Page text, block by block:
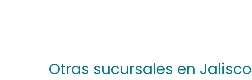
Otras sucursales en Jalisco